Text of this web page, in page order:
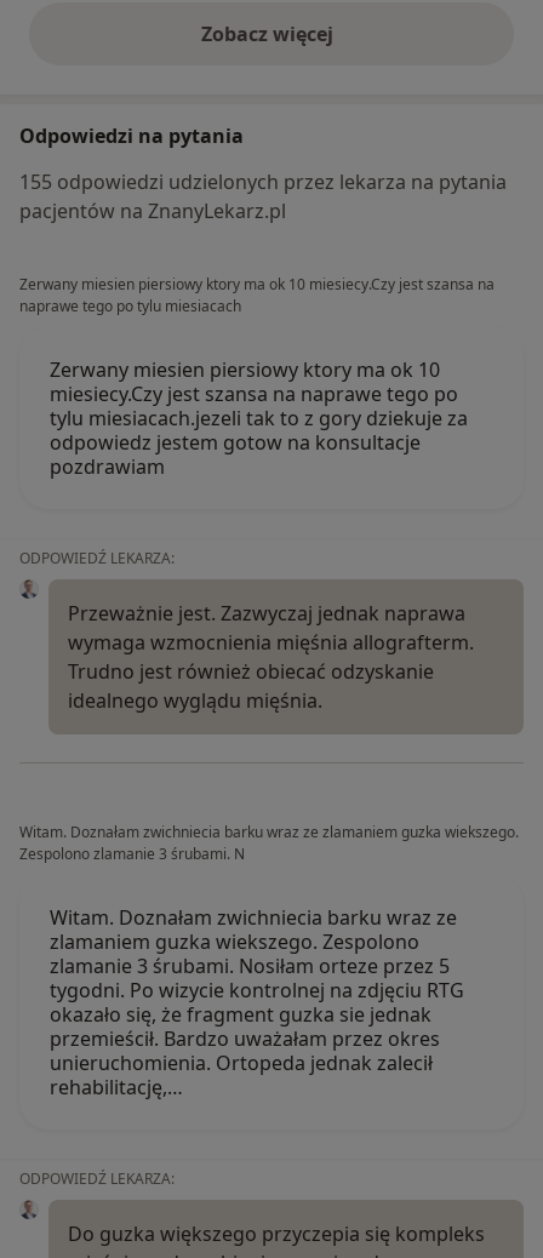
Zobacz więcejopinie powyżej
Odpowiedzi na pytania
155 odpowiedzi udzielonych przez lekarza na pytania
pacjentów na ZnanyLekarz.pl
Zerwany miesien piersiowy ktory ma ok 10 miesiecy.Czy jest szansa na
naprawe tego po tylu miesiacach
Zerwany miesien piersiowy ktory ma ok 10
miesiecy.Czy jest szansa na naprawe tego po
tylu miesiacach.jezeli tak to z gory dziekuje za
odpowiedz jestem gotow na konsultacje
pozdrawiam
ODPOWIEDŹ LEKARZA:
Przeważnie jest. Zazwyczaj jednak naprawa
wymaga wzmocnienia mięśnia allografterm.
Trudno jest również obiecać odzyskanie
idealnego wyglądu mięśnia.
Witam. Doznałam zwichniecia barku wraz ze zlamaniem guzka wiekszego.
Zespolono zlamanie 3 śrubami. N
Witam. Doznałam zwichniecia barku wraz ze
zlamaniem guzka wiekszego. Zespolono
zlamanie 3 śrubami. Nosiłam orteze przez 5
tygodni. Po wizycie kontrolnej na zdjęciu RTG
okazało się, że fragment guzka sie jednak
przemieścił. Bardzo uważałam przez okres
unieruchomienia. Ortopeda jednak zalecił
rehabilitację,…
ODPOWIEDŹ LEKARZA:
Do guzka większego przyczepia się kompleks